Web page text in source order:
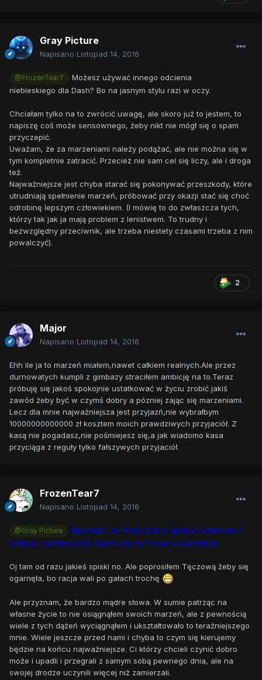
Gray Picture
Napisano Listopad 14, 2016
@FrozenTear7
Możesz używać innego odcienia
niebieskiego dla Dash? Bo na jasnym stylu razi w oczy.
Chciałam tylko na to zwrócić uwagę, ale skoro już to jestem, to
napiszę coś może sensownego, żeby nikt nie mógł się o spam
przyczepić.
Uważam, że za marzeniami należy podążać, ale nie można się w
tym kompletnie zatracić. Przecież nie sam cel się liczy, ale i droga
też.
Najważniejsze jest chyba starać się pokonywać przeszkody, które
utrudniają spełnienie marzeń, próbować przy okazji stać się choć
odrobinę lepszym człowiekiem. (I mówię to do zwłaszcza tych,
którzy tak jak ja mają problem z lenistwem. To trudny i
bezwzględny przeciwnik, ale trzeba niestety czasami trzeba z nim
powalczyć).
2
Major
Napisano Listopad 14, 2016
Ehh ile ja to marzeń miałem,nawet całkiem realnych.Ale przez
durnowatych kumpli z gimbazy straciłem ambicję na to.Teraz
próbuję się jakoś spokojnie ustatkować w życiu zrobić jakiś
zawód żeby być w czymś dobry a pózniej zając się marzeniami.
Lecz dla mnie najważniejsza jest przyjazń,nie wybrałbym
10000000000000 zł kosztem moich prawdziwych przyjaciół. Z
kasą nie pogadasz,nie pośmiejesz się,a jak wiadomo kasa
przyciąga z reguły tylko fałszywych przyjaciół.
FrozenTear7
Napisano Listopad 14, 2016
@Gray Picture
Słyszałam, że Frozu jest w spisku z adminami i
próbuje przeforsować czarny styl na forum u wszystkich.
Oj tam od razu jakieś spiski no. Ale poprosiłem Tęczową żeby się
ogarnęła, bo racja wali po gałach trochę
Ale przyznam, że bardzo mądre słowa. W sumie patrząc na
własne życie to nie osiągnąłem swoich marzeń, ale z pewnością
wiele z tych dążeń wyciągnąłem i ukształtowało to teraźniejszego
mnie. Wiele jeszcze przed nami i chyba to czym się kierujemy
będzie na końcu najważniejsze. Ci którzy chcieli czynić dobro
może i upadli i przegrali z samym sobą pewnego dnia, ale na
swojej drodze uczynili więcej niż zamierzali.